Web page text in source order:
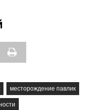
месторождение павлик